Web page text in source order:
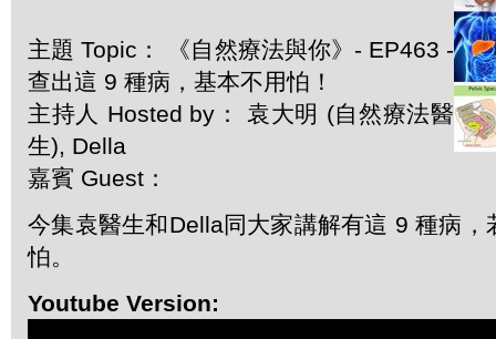
主題 Topic： 《自然療法與你》- EP463 -
查出這 9 種病，基本不用怕！
主持人 Hosted by： 袁大明 (自然療法醫
生), Della
嘉賓 Guest：
今集袁醫生和Della同大家講解有這 9 種病，
怕。
Youtube Version: